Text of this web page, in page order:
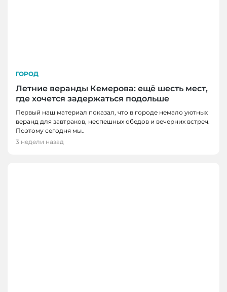
ГОРОД
Летние веранды Кемерова: ещё шесть мест,
где хочется задержаться подольше
Первый наш материал показал, что в городе немало уютных
веранд для завтраков, неспешных обедов и вечерних встреч.
Поэтому сегодня мы..
3 недели назад